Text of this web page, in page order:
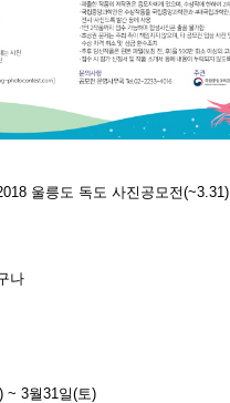
울릉도 독도 사진공모전(~3.31)
나
~ 3월31일(토)